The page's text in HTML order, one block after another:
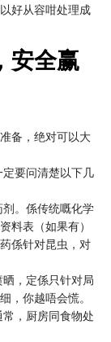
好从容咁处理成
安全赢
备，绝对可以大
要问清楚以下几
。係传统嘅化学
料表（如果有）
係针对昆虫，对
，定係只针对局
，你越唔会慌。
，厨房同食物处